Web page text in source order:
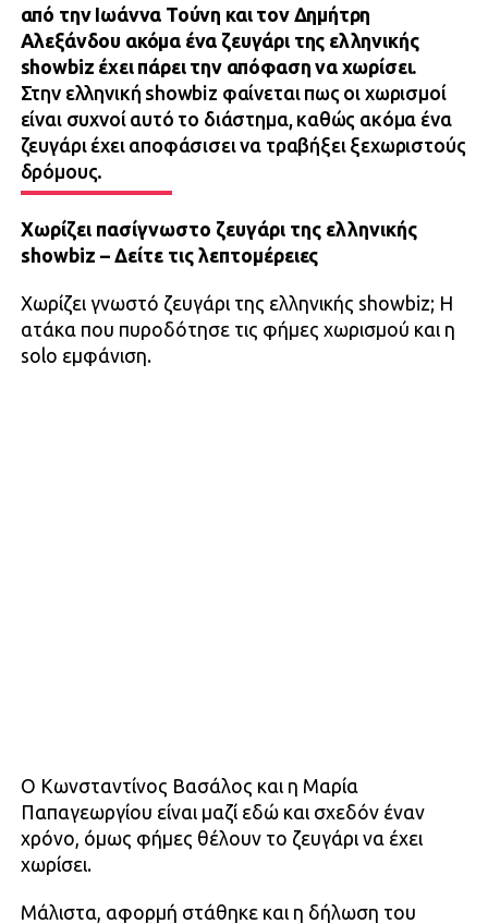
από την Ιωάννα Τούνη και τον Δημήτρη
Αλεξάνδου ακόμα ένα ζευγάρι της ελληνικής
showbiz έχει πάρει την απόφαση να χωρίσει.
Στην ελληνική showbiz φαίνεται πως οι χωρισμοί
είναι συχνοί αυτό το διάστημα, καθώς ακόμα ένα
ζευγάρι έχει αποφάσισει να τραβήξει ξεχωριστούς
δρόμους.
Χωρίζει πασίγνωστο ζευγάρι της ελληνικής
showbiz – Δείτε τις λεπτομέρειες
Χωρίζει γνωστό ζευγάρι της ελληνικής showbiz; Η
ατάκα που πυροδότησε τις φήμες χωρισμού και η
solo εμφάνιση.
Ο Κωνσταντίνος Βασάλος και η Μαρία
Παπαγεωργίου είναι μαζί εδώ και σχεδόν έναν
χρόνο, όμως φήμες θέλουν το ζευγάρι να έχει
χωρίσει.
Μάλιστα, αφορμή στάθηκε και η δήλωση του